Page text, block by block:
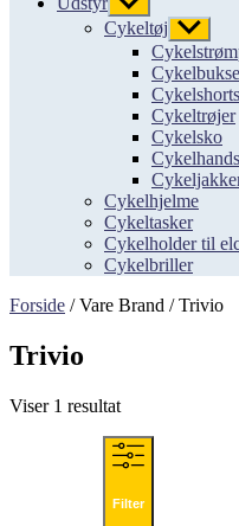
undermenu
Cykeltøj Vis
Cykelshorts
Cykeltrøjer
Cykelsko
Cykelhjelme
Cykeltasker
Cykelholder til
Cykelbriller
Forside / Vare Brand / Trivio
Trivio
Viser 1 resultat
Filter